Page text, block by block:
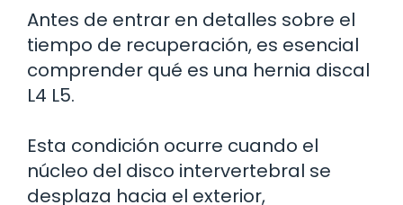
Antes de entrar en detalles sobre el
tiempo de recuperación, es esencial
comprender qué es una hernia discal
L4 L5.
Esta condición ocurre cuando el
núcleo del disco intervertebral se
desplaza hacia el exterior,